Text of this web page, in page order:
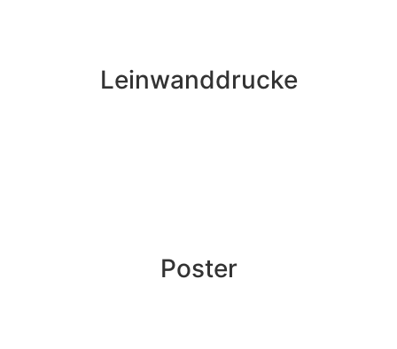
Leinwanddrucke
Poster